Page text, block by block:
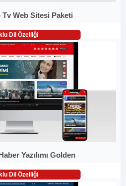
Tv Web Sitesi Paketi
Dil Özelliği
Yazılımı Golden
Dil Özelliği